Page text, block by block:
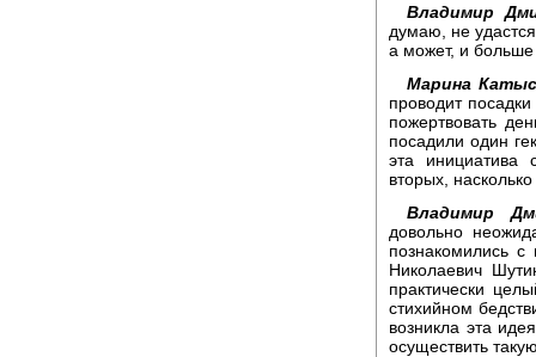
Владимир
думаю, не
а может, и больше
Марина
проводит
пожертвовать
посадили один
эта инициатива
вторых,
Владимир
довольно
познакомились
Николаевич
практически
стихийном
возникла эта
осуществить